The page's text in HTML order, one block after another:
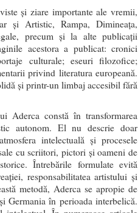
și ziare importante ale vremii,
și Artistic, Rampa, Dimineața,
precum și la alte publicații
acestora a publicat: cronici
culturale; eseuri filozofice;
privind literatura europeană.
și printr-un limbaj accesibil fără
Aderca constă în transformarea
autonom. El nu descrie doar
intelectuală și procesele
cu scriitori, pictori și oameni de
Întrebările formulate evită
responsabilitatea artistului și
metodă, Aderca se apropie de
Germania în perioada interbelică.